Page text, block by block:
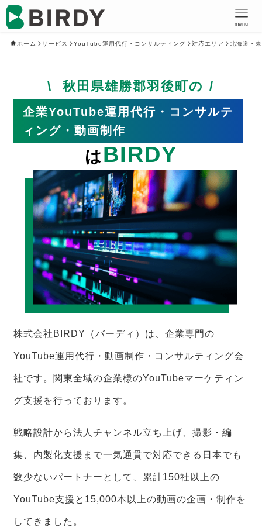
menu
ホーム サービス YouTube運用代行・コンサルティング 対応エリア 北海道・
秋田県雄勝郡羽後町の
企業YouTube運用代行・コンサルテ
ィング・動画制作
はBIRDY
株式会社BIRDY（バーディ）は、企業専門の
YouTube運用代行・動画制作・コンサルティング会
社です。関東全域の企業様のYouTubeマーケティン
グ支援を行っております。
戦略設計から法人チャンネル立ち上げ、撮影・編
集、内製化支援まで一気通貫で対応できる日本でも
数少ないパートナーとして、累計150社以上の
YouTube支援と15,000本以上の動画の企画・制作を
してきました。